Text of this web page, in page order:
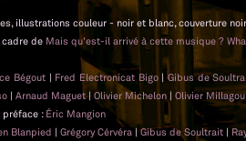
illustrations couleur - noir et blanc, couverture
de Mais qu'est-il arrivé à cette musique ?
Bégout | Fred Electronicat Bigo|Gibus de
| Arnaud Maguet| Olivier Michelon | Olivier Millagou
préface : Éric Mangion
Blanpied | Grégory Cérvéra |Gibus de Soultrait |